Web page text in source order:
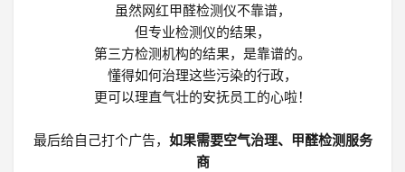
虽然网红甲醛检测仪不靠谱，
但专业检测仪的结果，
第三方检测机构的结果，是靠谱的。
懂得如何治理这些污染的行政，
更可以理直气壮的安抚员工的心啦！
最后给自己打个广告， 如果需要空气治理、甲醛检测服务
商